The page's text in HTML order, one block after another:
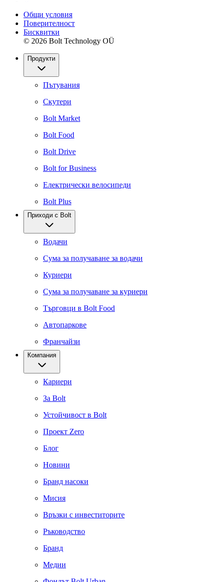
Общи условия
Поверителност
Бисквитки
© 2026 Bolt Technology OÜ
Продукти
Пътувания
Скутери
Bolt Market
Bolt Food
Bolt Drive
Bolt for Business
Електрически велосипеди
Bolt Plus
Приходи с Bolt
Водачи
Сума за получаване за водачи
Куриери
Сума за получаване за куриери
Търговци в Bolt Food
Автопаркове
Франчайзи
Компания
Кариери
За Bolt
Устойчивост в Bolt
Проект Zero
Блог
Новини
Бранд насоки
Мисия
Връзки с инвеститорите
Ръководство
Бранд
Медии